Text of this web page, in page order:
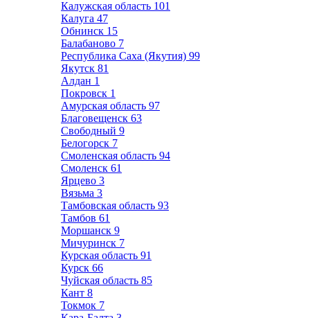
Калужская область 101
Калуга 47
Обнинск 15
Балабаново 7
Республика Саха (Якутия) 99
Якутск 81
Алдан 1
Покровск 1
Амурская область 97
Благовещенск 63
Свободный 9
Белогорск 7
Смоленская область 94
Смоленск 61
Ярцево 3
Вязьма 3
Тамбовская область 93
Тамбов 61
Моршанск 9
Мичуринск 7
Курская область 91
Курск 66
Чуйская область 85
Кант 8
Токмок 7